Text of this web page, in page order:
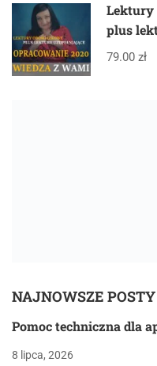
Lektury
plus
79.00 zł
NAJNOWSZE POSTY
Pomoc techniczna dla
8 lipca, 2026